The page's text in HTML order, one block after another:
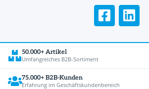
50.000+ Artikel
Umfangreiches B2B-Sortiment
75.000+ B2B-Kunden
Erfahrung im Geschäftskundenbereich